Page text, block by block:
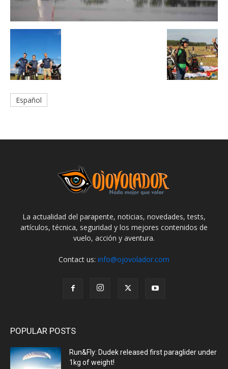
Español
La actualidad del parapente, noticias, novedades, tests,
artículos, técnica, seguridad y los mejores contenidos de
vuelo, acción y aventura.
Contact us: info@ojovolador.com
POPULAR POSTS
Run&Fly: Dudek released first paraglider under
1kg of weight!